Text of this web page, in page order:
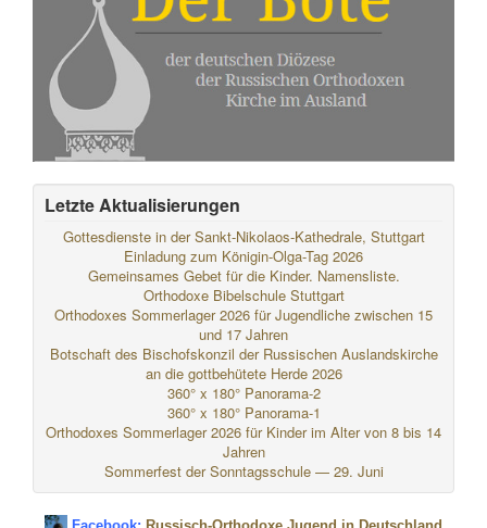
Letzte Aktualisierungen
Gottesdienste in der Sankt-Nikolaos-Kathedrale, Stuttgart
Einladung zum Königin-Olga-Tag 2026
Gemeinsames Gebet für die Kinder. Namensliste.
Orthodoxe Bibelschule Stuttgart
Orthodoxes Sommerlager 2026 für Jugendliche zwischen 15
und 17 Jahren
Botschaft des Bischofskonzil der Russischen Auslandskirche
an die gottbehütete Herde 2026
360° x 180° Panorama-2
360° x 180° Panorama-1
Orthodoxes Sommerlager 2026 für Kinder im Alter von 8 bis 14
Jahren
Sommerfest der Sonntagsschule — 29. Juni